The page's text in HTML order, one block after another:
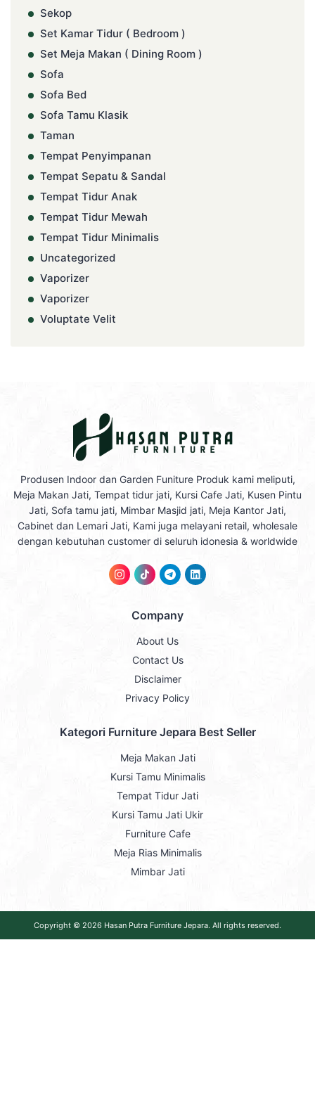
Sekop
Set Kamar Tidur ( Bedroom )
Set Meja Makan ( Dining Room )
Sofa
Sofa Bed
Sofa Tamu Klasik
Taman
Tempat Penyimpanan
Tempat Sepatu & Sandal
Tempat Tidur Anak
Tempat Tidur Mewah
Tempat Tidur Minimalis
Uncategorized
Vaporizer
Vaporizer
Voluptate Velit
Produsen Indoor dan Garden Funiture Produk kami meliputi,
Meja Makan Jati, Tempat tidur jati, Kursi Cafe Jati, Kusen Pintu
Jati, Sofa tamu jati, Mimbar Masjid jati, Meja Kantor Jati,
Cabinet dan Lemari Jati, Kami juga melayani retail, wholesale
dengan kebutuhan customer di seluruh idonesia & worldwide
Company
About Us
Contact Us
Disclaimer
Privacy Policy
Kategori Furniture Jepara Best Seller
Meja Makan Jati
Kursi Tamu Minimalis
Tempat Tidur Jati
Kursi Tamu Jati Ukir
Furniture Cafe
Meja Rias Minimalis
Mimbar Jati
Copyright © 2026 Hasan Putra Furniture Jepara. All rights reserved.